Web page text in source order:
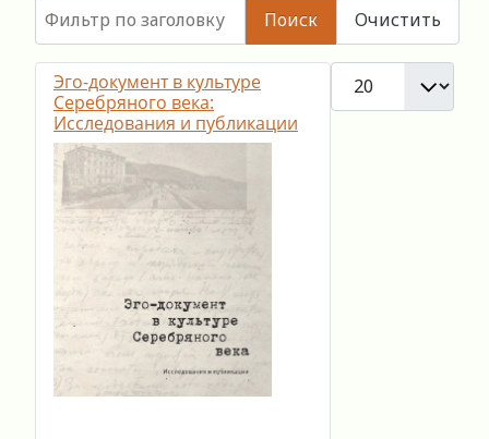
Поиск Очистить
Кол-во строк:
Эго-документ в культуре
Серебряного века:
Исследования и публикации